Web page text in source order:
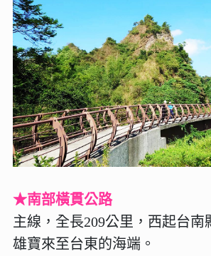
★南部橫貫公路
主線，全長209公里，西起台南
雄寶來至台東的海端。